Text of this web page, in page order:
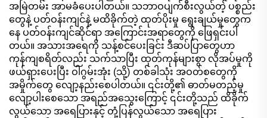
အမြဲတမ်း အာမခံပေးပါတယ်။ သဘာဝပျက်စီးလွယ်တဲ့ ပစ္စည်း
တွေနဲ့ ပတ်ဝန်းကျင်နဲ့ မထိခိုက်တဲ့ ထုတ်ပိုးမှု ရွေးချယ်မှုတွေက
နေ ပတ်ဝန်းကျင်ဆိုင်ရာ အကြောင်းအရာတွေကို ဖြေရှင်းပါ
တယ်။ အသားအရေကို သန့်စင်ပေးခြင်း ဒီဆပ်ပြာတွေဟာ
ကုန်ကျစရိတ်လည်း သက်သာပြီး ထုတ်ကုန်များစွာ လိုအပ်မှုကို
ဖယ်ရှားပေးပြီး ဝါဂွမ်းအုံး (သို့) တစ်ခါသုံး အဝတ်စတွေကို
အမှိုက်တွေ လျော့နည်းစေပါတယ်။ ၎င်းတို့၏ ဓာတ်မတည့်မှု
လျော့ပါးစေသော အရည်အသွေးကြောင့် ၎င်းတို့သည် ထိခိုက်
လွယ်သော အရေပြားနှင့် တုံ့ပြန်လွယ်သော အရေပြား